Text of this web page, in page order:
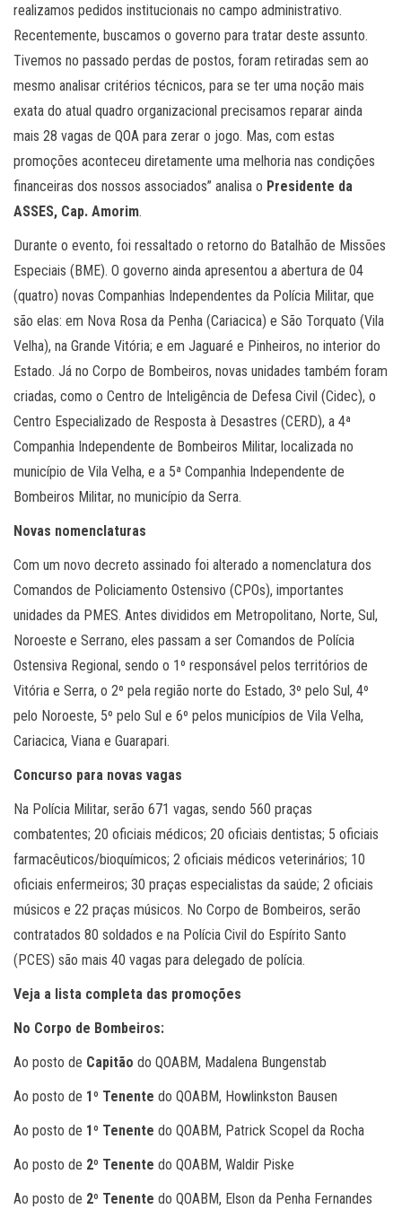
realizamos pedidos institucionais no campo administrativo.
Recentemente, buscamos o governo para tratar deste assunto.
Tivemos no passado perdas de postos, foram retiradas sem ao
mesmo analisar critérios técnicos, para se ter uma noção mais
exata do atual quadro organizacional precisamos reparar ainda
mais 28 vagas de QOA para zerar o jogo. Mas, com estas
promoções aconteceu diretamente uma melhoria nas condições
financeiras dos nossos associados” analisa o Presidente da
ASSES, Cap. Amorim.
Durante o evento, foi ressaltado o retorno do Batalhão de Missões
Especiais (BME). O governo ainda apresentou a abertura de 04
(quatro) novas Companhias Independentes da Polícia Militar, que
são elas: em Nova Rosa da Penha (Cariacica) e São Torquato (Vila
Velha), na Grande Vitória; e em Jaguaré e Pinheiros, no interior do
Estado. Já no Corpo de Bombeiros, novas unidades também foram
criadas, como o Centro de Inteligência de Defesa Civil (Cidec), o
Centro Especializado de Resposta à Desastres (CERD), a 4ª
Companhia Independente de Bombeiros Militar, localizada no
município de Vila Velha, e a 5ª Companhia Independente de
Bombeiros Militar, no município da Serra.
Novas nomenclaturas
Com um novo decreto assinado foi alterado a nomenclatura dos
Comandos de Policiamento Ostensivo (CPOs), importantes
unidades da PMES. Antes divididos em Metropolitano, Norte, Sul,
Noroeste e Serrano, eles passam a ser Comandos de Polícia
Ostensiva Regional, sendo o 1º responsável pelos territórios de
Vitória e Serra, o 2º pela região norte do Estado, 3º pelo Sul, 4º
pelo Noroeste, 5º pelo Sul e 6º pelos municípios de Vila Velha,
Cariacica, Viana e Guarapari.
Concurso para novas vagas
Na Polícia Militar, serão 671 vagas, sendo 560 praças
combatentes; 20 oficiais médicos; 20 oficiais dentistas; 5 oficiais
farmacêuticos/bioquímicos; 2 oficiais médicos veterinários; 10
oficiais enfermeiros; 30 praças especialistas da saúde; 2 oficiais
músicos e 22 praças músicos. No Corpo de Bombeiros, serão
contratados 80 soldados e na Polícia Civil do Espírito Santo
(PCES) são mais 40 vagas para delegado de polícia.
Veja a lista completa das promoções
No Corpo de Bombeiros:
Ao posto de Capitão do QOABM, Madalena Bungenstab
Ao posto de 1º Tenente do QOABM, Howlinkston Bausen
Ao posto de 1º Tenente do QOABM, Patrick Scopel da Rocha
Ao posto de 2º Tenente do QOABM, Waldir Piske
Ao posto de 2º Tenente do QOABM, Elson da Penha Fernandes